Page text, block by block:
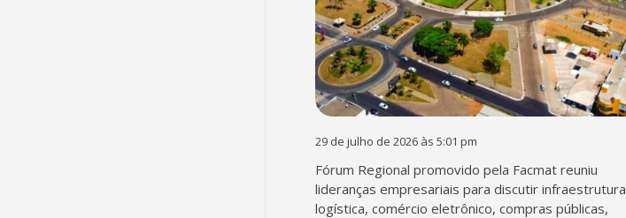
29 de julho de 2026 às 5:01 pm
Fórum Regional promovido pela Facmat reuniu
lideranças empresariais para discutir infraestrutura
logística, comércio eletrônico, compras públicas,